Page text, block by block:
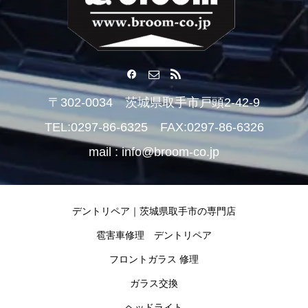
〒302-0034 茨城県取手市戸頭2-42-9
TEL:0297-86-6325 FAX:0297-86-6326
mail : info@broom-co.jp
デントリペア｜茨城県取手市の専門店
雹害車修理 デントリペア
フロントガラス 修理
ガラス交換